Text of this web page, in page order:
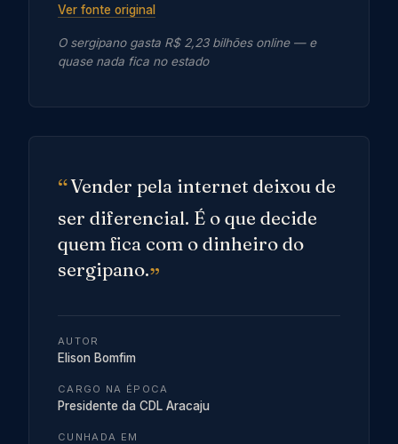
Ver fonte original
O sergipano gasta R$ 2,23 bilhões online — e
quase nada fica no estado
Vender pela internet deixou de
ser diferencial. É o que decide
quem fica com o dinheiro do
sergipano.
AUTOR
Elison Bomfim
CARGO NA ÉPOCA
Presidente da CDL Aracaju
CUNHADA EM